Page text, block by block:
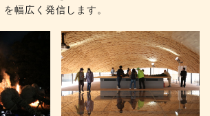
を幅広く発信します。